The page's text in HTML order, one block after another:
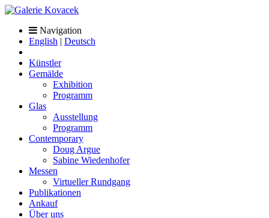
Navigation
English | Deutsch
Künstler
Gemälde
Exhibition
Programm
Glas
Ausstellung
Programm
Contemporary
Doug Argue
Sabine Wiedenhofer
Messen
Virtueller Rundgang
Publikationen
Ankauf
Über uns